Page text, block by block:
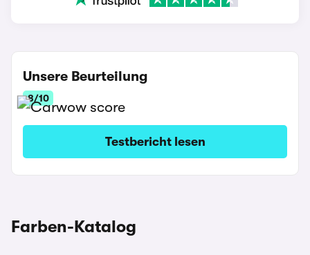
Unsere Beurteilung
8/10
Testbericht lesen
Farben-Katalog